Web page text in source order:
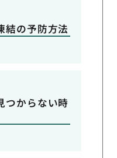
結の予防方法
つからない時